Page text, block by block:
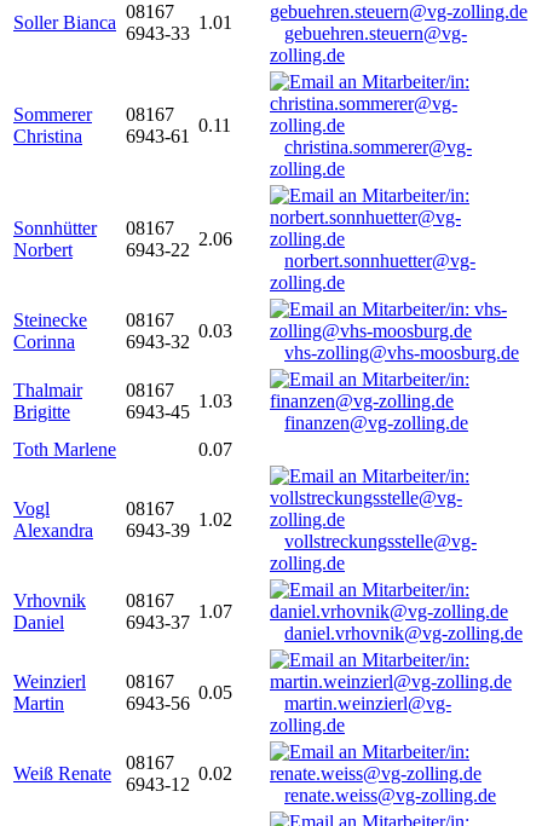
Soller Bianca
08167
6943-33
1.01
gebuehren.steuern@vg-
zolling.de
Sommerer
Christina
08167
6943-61
0.11
christina.sommerer@vg-
zolling.de
Sonnhütter
Norbert
08167
6943-22
2.06
norbert.sonnhuetter@vg-
zolling.de
Steinecke
Corinna
08167
6943-32
0.03
vhs-zolling@vhs-moosburg.de
Thalmair
Brigitte
08167
6943-45
1.03
finanzen@vg-zolling.de
Toth Marlene
0.07
Vogl
Alexandra
08167
6943-39
1.02
vollstreckungsstelle@vg-
zolling.de
Vrhovnik
Daniel
08167
6943-37
1.07
daniel.vrhovnik@vg-zolling.de
Weinzierl
Martin
08167
6943-56
0.05
martin.weinzierl@vg-
zolling.de
Weiß Renate
08167
6943-12
0.02
renate.weiss@vg-zolling.de